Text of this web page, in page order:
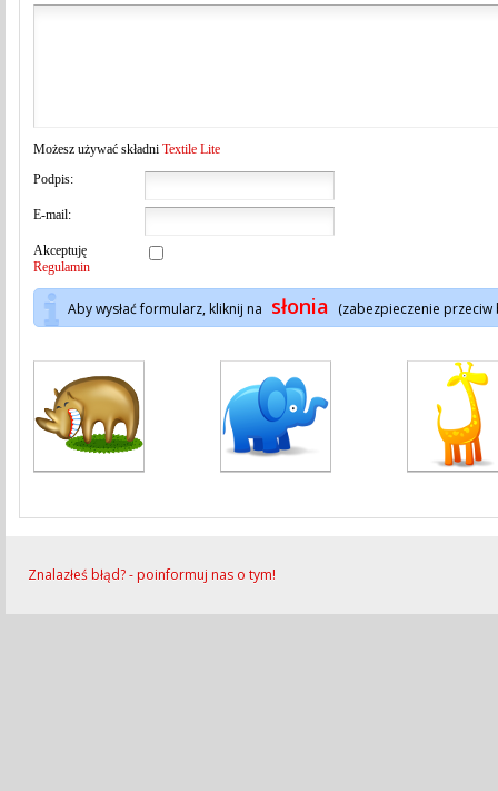
Możesz używać składni Textile Lite
Podpis:
E-mail:
Akceptuję
Regulamin
Aby wysłać formularz, kliknij na słonia (zabezpieczenie przeciw
Znalazłeś błąd? - poinformuj nas o tym!